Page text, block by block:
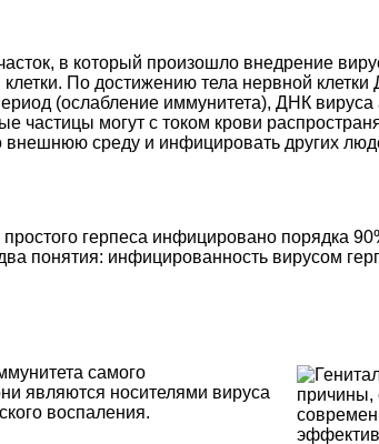
в который произошло внедрение
По достижению тела нервной клетки
(ослабление иммунитета), ДНК вируса
частицы могут с током крови
внешнюю среду и инфицировать других
герпеса инфицировано порядка
понятия: инфицированность вирусом
самого
являются носителями вируса
воспаления.